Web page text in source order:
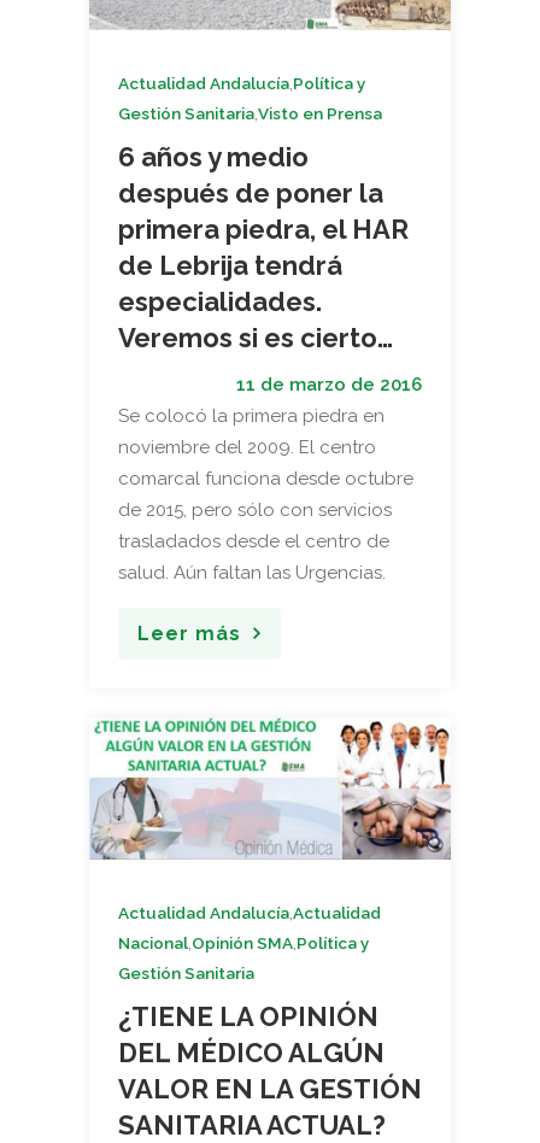
Actualidad Andalucía Política y
Gestión SanitariaVisto en Prensa
6 años y medio
después de poner la
primera piedra, el HAR
de Lebrija tendrá
especialidades.
Veremos si es cierto…
11 de marzo de 2016
Se colocó la primera piedra en
noviembre del 2009. El centro
comarcal funciona desde octubre
de 2015, pero sólo con servicios
trasladados desde el centro de
salud. Aún faltan las Urgencias.
Leer más
Actualidad Andalucía,Actualidad
Nacional,Opinión SMA,Política y
Gestión Sanitaria
¿TIENE LA OPINIÓN
DEL MÉDICO ALGÚN
VALOR EN LA GESTIÓN
SANITARIA ACTUAL?